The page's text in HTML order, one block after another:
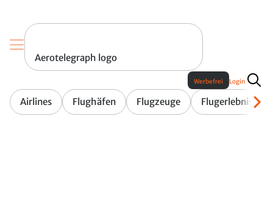
Aerotelegraph logo
Airlines Flughäfen Flugzeuge Flugerlebnis
Werbefrei Login